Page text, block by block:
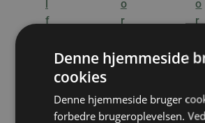
Denne hjemmeside
cookies
Denne hjemmeside bruger
forbedre brugeroplevelsen.